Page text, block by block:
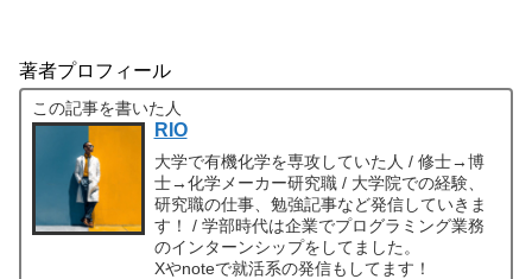
著者プロフィール
この記事を書いた人
RIO
大学で有機化学を専攻していた人 / 修士→博
士→化学メーカー研究職 / 大学院での経験、
研究職の仕事、勉強記事など発信していきま
す！ / 学部時代は企業でプログラミング業務
のインターンシップをしてました。
Xやnoteで就活系の発信もしてます！